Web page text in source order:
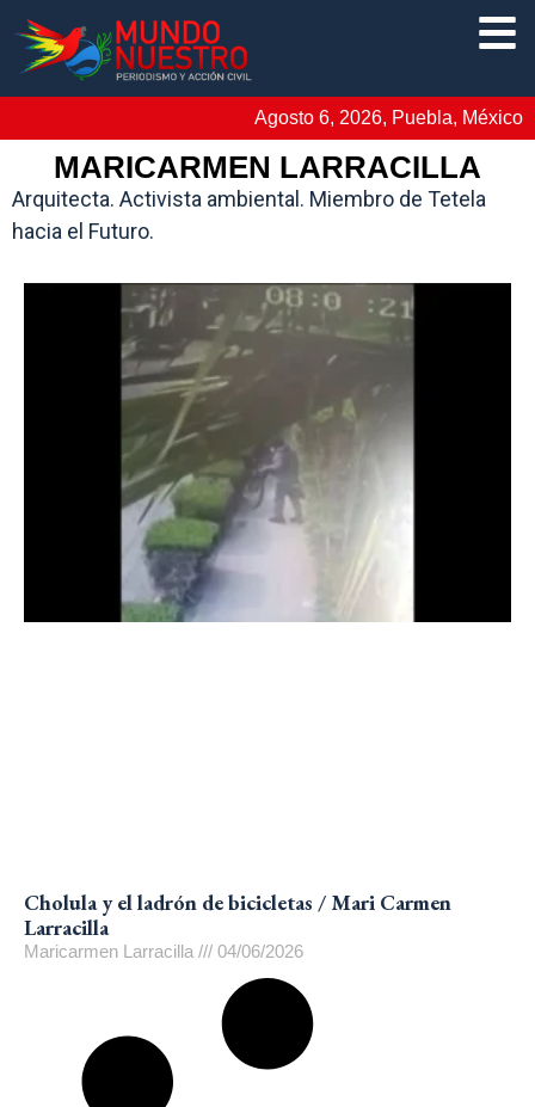
Agosto 6, 2026, Puebla, México
MARICARMEN LARRACILLA
Arquitecta. Activista ambiental. Miembro de Tetela
hacia el Futuro.
Cholula y el ladrón de bicicletas / Mari Carmen
Larracilla
Maricarmen Larracilla 04/06/2026